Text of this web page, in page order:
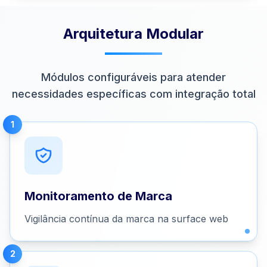
Arquitetura Modular
Módulos configuráveis para atender
necessidades específicas com integração total
1
Monitoramento de Marca
Vigilância contínua da marca na surface web
2